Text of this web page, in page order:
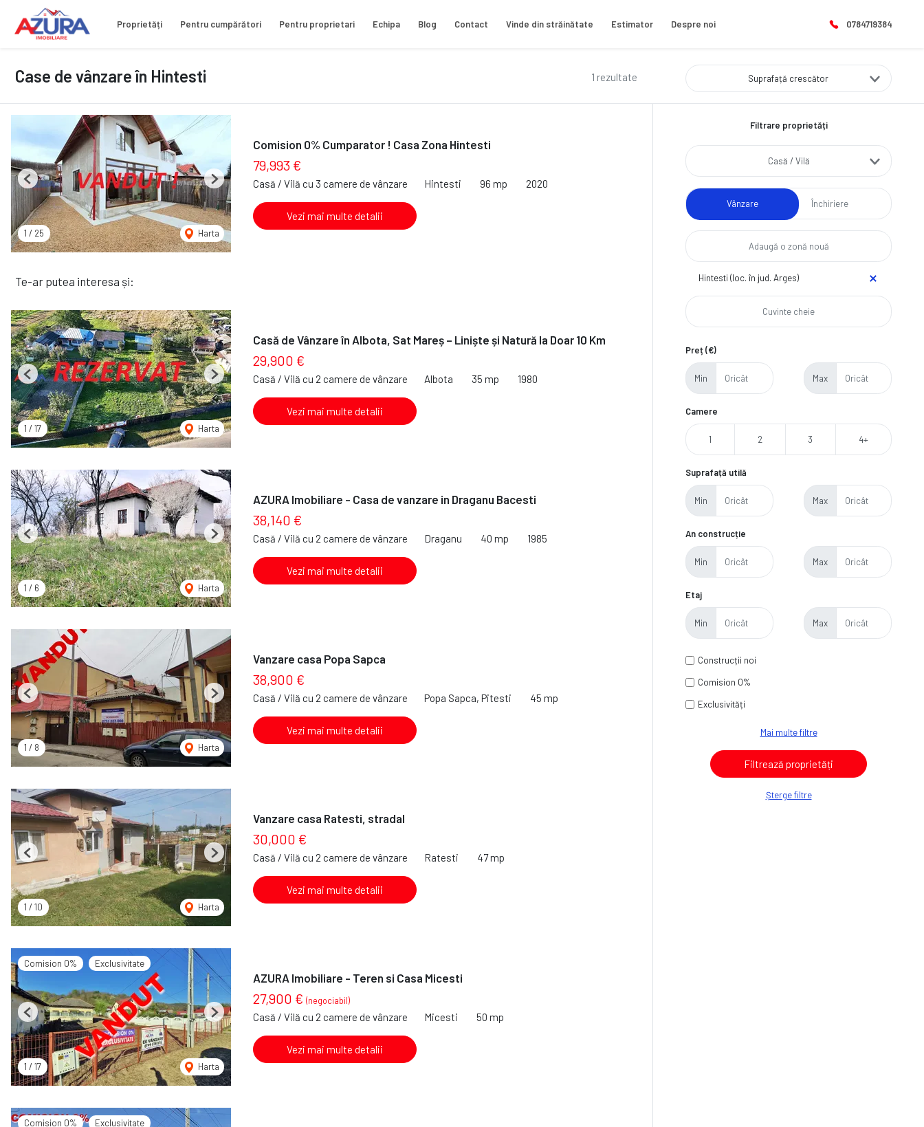
Proprietăți Pentru cumpărători Pentru proprietari Echipa Blog Contact Vinde din străinătate Estimator Despre noi 0784719384
1 rezultate
Case de vânzare în Hintesti Suprafață crescător
1 / 25 Harta
Previous Next
Comision 0% Cumparator ! Casa Zona Hintesti
79,993 €
Casă / Vilă cu 3 camere de vânzare Hintesti 96 mp 2020
Vezi mai multe detalii
Te-ar putea interesa și:
1 / 17 Harta
Previous Next
Casă de Vânzare în Albota, Sat Mareș – Liniște și Natură la Doar 10 Km
29,900 €
Casă / Vilă cu 2 camere de vânzare Albota 35 mp 1980
Vezi mai multe detalii
1 / 6 Harta
Previous Next
AZURA Imobiliare - Casa de vanzare in Draganu Bacesti
38,140 €
Casă / Vilă cu 2 camere de vânzare Draganu 40 mp 1985
Vezi mai multe detalii
1 / 8 Harta
Previous Next
Vanzare casa Popa Sapca
38,900 €
Casă / Vilă cu 2 camere de vânzare Popa Sapca, Pitesti 45 mp
Vezi mai multe detalii
1 / 10 Harta
Previous Next
Vanzare casa Ratesti, stradal
30,000 €
Casă / Vilă cu 2 camere de vânzare Ratesti 47 mp
Vezi mai multe detalii
Comision 0% Exclusivitate
1 / 17 Harta
Previous Next
AZURA Imobiliare - Teren si Casa Micesti
27,900 € (negociabil)
Casă / Vilă cu 2 camere de vânzare Micesti 50 mp
Vezi mai multe detalii
Comision 0% Exclusivitate
Filtrare proprietăți
Casă / Vilă
Vânzare Închiriere
Hintesti (loc. în jud. Arges)
Preț (€)
Min Max
Camere
1 2 3 4+
Suprafață utilă
Min Max
An construcție
Min Max
Etaj
Min Max
Construcții noi
Comision 0%
Exclusivități
Mai multe filtre
Șterge filtre